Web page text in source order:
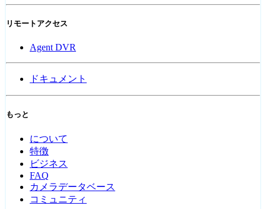
リモートアクセス
Agent DVR
ドキュメント
もっと
について
特徴
ビジネス
FAQ
カメラデータベース
コミュニティ